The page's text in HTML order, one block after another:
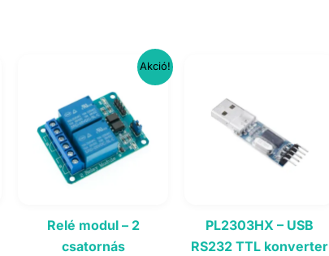
Akció!
Relé modul – 2
csatornás
PL2303HX – USB
RS232 TTL konverter